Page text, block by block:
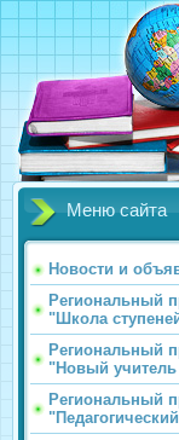
Меню сайта
Новости и
Региональный
"Школа
Региональный
"Новый
Региональный